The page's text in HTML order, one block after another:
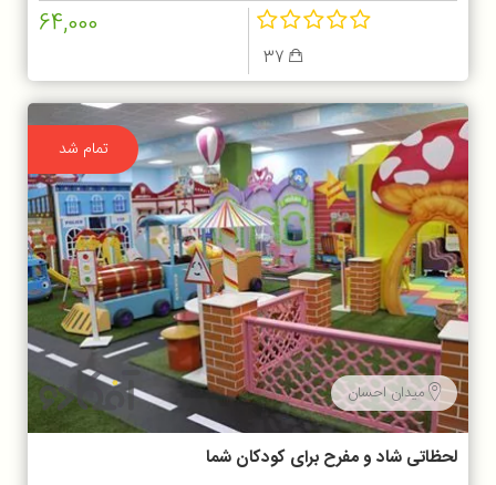
64,000
تمام شد
میدان احسان
لحظاتی شاد و مفرح برای کودکان شما